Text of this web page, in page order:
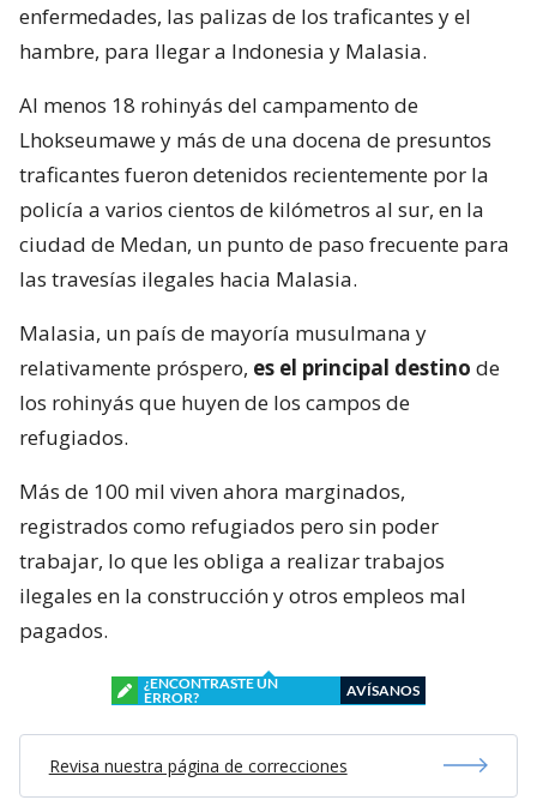
enfermedades, las palizas de los traficantes y el
hambre, para llegar a Indonesia y Malasia.
Al menos 18 rohinyás del campamento de
Lhokseumawe y más de una docena de presuntos
traficantes fueron detenidos recientemente por la
policía a varios cientos de kilómetros al sur, en la
ciudad de Medan, un punto de paso frecuente para
las travesías ilegales hacia Malasia.
Malasia, un país de mayoría musulmana y
relativamente próspero, es el principal destino de
los rohinyás que huyen de los campos de
refugiados.
Más de 100 mil viven ahora marginados,
registrados como refugiados pero sin poder
trabajar, lo que les obliga a realizar trabajos
ilegales en la construcción y otros empleos mal
pagados.
¿ENCONTRASTE UN
ERROR?
AVÍSANOS
Revisa nuestra página de correcciones